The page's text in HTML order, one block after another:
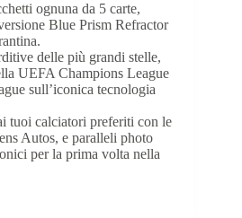
ognuna da 5 carte,
Blue Prism Refractor
delle più grandi stelle,
UEFA Champions League
sull’iconica tecnologia
tuoi calciatori preferiti con le
Autos, e paralleli photo
per la prima volta nella